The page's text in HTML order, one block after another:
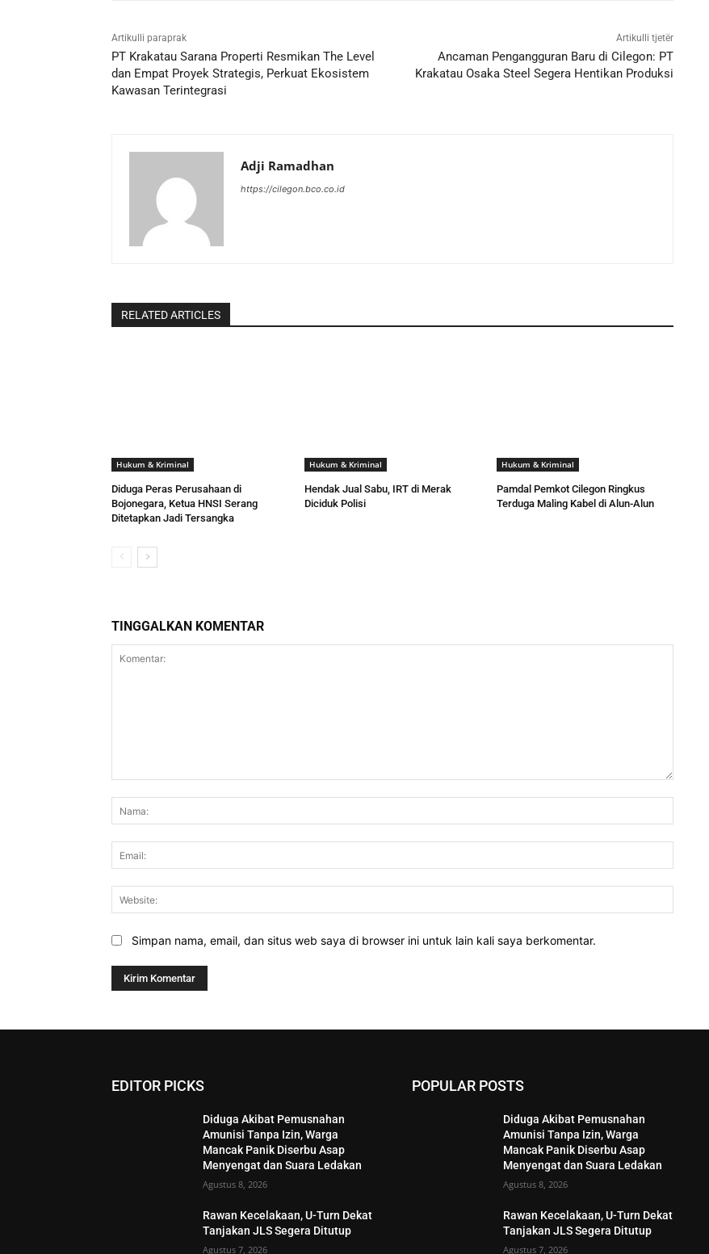
Artikulli paraprak
PT Krakatau Sarana Properti Resmikan The Level
dan Empat Proyek Strategis, Perkuat Ekosistem
Kawasan Terintegrasi
Artikulli tjetër
Ancaman Pengangguran Baru di Cilegon: PT
Krakatau Osaka Steel Segera Hentikan Produksi
Adji Ramadhan
https://cilegon.bco.co.id
RELATED ARTICLES
Hukum & Kriminal
Diduga Peras Perusahaan di
Bojonegara, Ketua HNSI Serang
Ditetapkan Jadi Tersangka
Hukum & Kriminal
Hendak Jual Sabu, IRT di Merak
Diciduk Polisi
Hukum & Kriminal
Pamdal Pemkot Cilegon Ringkus
Terduga Maling Kabel di Alun-Alun
TINGGALKAN KOMENTAR
Simpan nama, email, dan situs web saya di browser ini untuk lain kali saya berkomentar.
EDITOR PICKS
Diduga Akibat Pemusnahan
Amunisi Tanpa Izin, Warga
Mancak Panik Diserbu Asap
Menyengat dan Suara Ledakan
Agustus 8, 2026
Rawan Kecelakaan, U-Turn Dekat
Tanjakan JLS Segera Ditutup
Agustus 7, 2026
POPULAR POSTS
Diduga Akibat Pemusnahan
Amunisi Tanpa Izin, Warga
Mancak Panik Diserbu Asap
Menyengat dan Suara Ledakan
Agustus 8, 2026
Rawan Kecelakaan, U-Turn Dekat
Tanjakan JLS Segera Ditutup
Agustus 7, 2026